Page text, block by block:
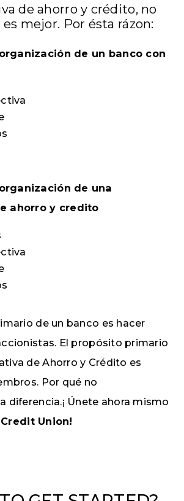
de ahorro y crédito, no
mejor. Por ésta rázon:
de un banco con
de una
ahorro y credito
de un banco es hacer
El propósito primario
de Ahorro y Crédito es
Por qué no
diferencia.¡ Únete ahora mismo
Union!